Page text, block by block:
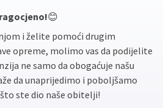
😊
i želite pomoći drugim
opreme, molimo vas da podijelite
ne samo da obogaćuje našu
da unaprijedimo i poboljšamo
ste dio naše obitelji!